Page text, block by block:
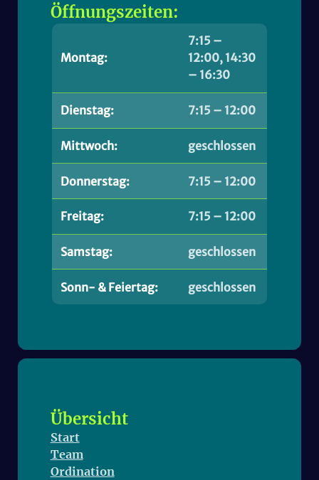
Öffnungszeiten:
Montag:
7:15 –
12:00, 14:30
– 16:30
Dienstag: 7:15 – 12:00
Mittwoch: geschlossen
Donnerstag: 7:15 – 12:00
Freitag: 7:15 – 12:00
Samstag: geschlossen
Sonn- & Feiertag: geschlossen
Übersicht
Start
Team
Ordination